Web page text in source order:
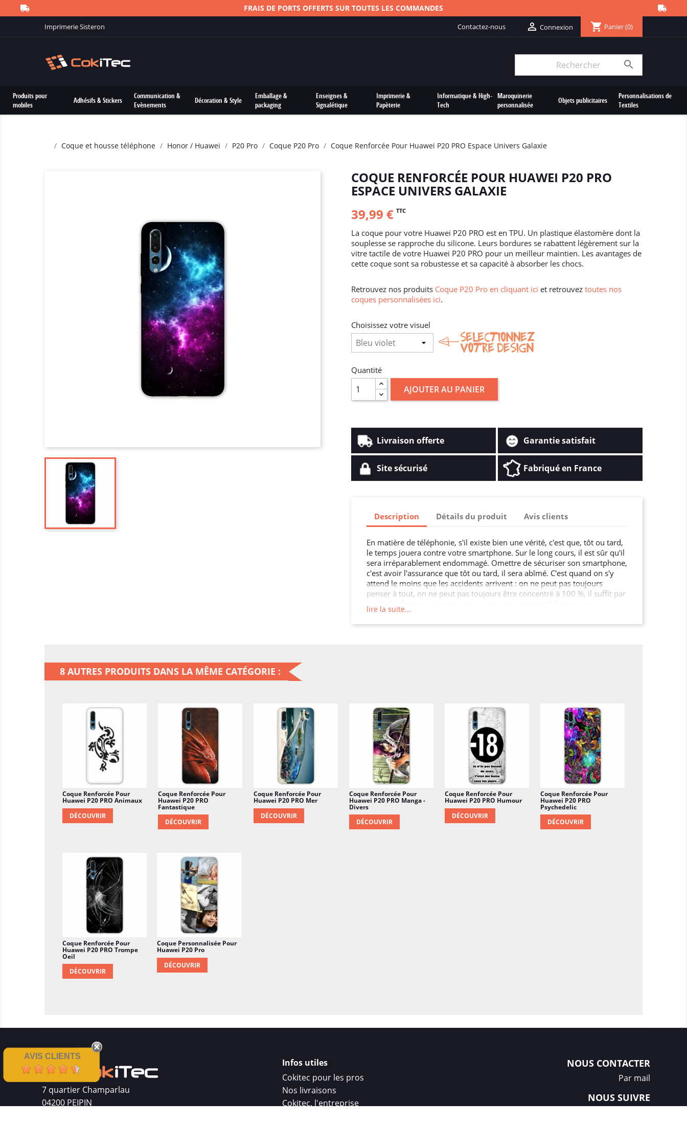
FRAIS DE PORTS OFFERTS SUR TOUTES LES COMMANDES
Imprimerie Sisteron Contactez-nous  Connexion shopping_cart Panier(0)

Produits pour
mobiles
Adhésifs & Stickers
Communication &
Evènements
Décoration & Style
Emballage &
packaging
Enseignes &
Signalétique
Imprimerie &
Papèterie
Informatique & High-
Tech
Maroquinerie
personnalisée
Objets publicitaires
Personnalisations de
Textiles
Coque et housse téléphone Honor / Huawei P20 Pro Coque P20 Pro Coque Renforcée Pour Huawei P20 PRO Espace Univers Galaxie
COQUE RENFORCÉE POUR HUAWEI P20 PRO
ESPACE UNIVERS GALAXIE
39,99 € TTC
La coque pour votre Huawei P20 PRO est en TPU. Un plastique élastomère dont la
souplesse se rapproche du silicone. Leurs bordures se rabattent légèrement sur la
vitre tactile de votre Huawei P20 PRO pour un meilleur maintien. Les avantages de
cette coque sont sa robustesse et sa capacité à absorber les chocs.
Retrouvez nos produits Coque P20 Pro en cliquant ici et retrouvez toutes nos
coques personnalisées ici.
Choisissez votre visuel
Quantité
AJOUTER AU PANIER
Livraison offerte Garantie satisfait
Site sécurisé Fabriqué en France
Description Détails du produit Avis clients
En matière de téléphonie, s'il existe bien une vérité, c'est que, tôt ou tard,
le temps jouera contre votre smartphone. Sur le long cours, il est sûr qu'il
sera irréparablement endommagé. Omettre de sécuriser son smartphone,
c'est avoir l'assurance que tôt ou tard, il sera abîmé. C'est quand on s'y
attend le moins que les accidents arrivent : on ne peut pas toujours
penser à tout, on ne peut pas toujours être concentré à 100 %, il suffit par
smartphone, ça va vite, ça va très très vite ! On trouve sur le marché des
mobiles très beaux, très performants, mais aussi très fragiles? Les touches
lire la suite...
8 AUTRES PRODUITS DANS LA MÊME CATÉGORIE :
Coque Renforcée Pour
Huawei P20 PRO Animaux
DÉCOUVRIR
Coque Renforcée Pour
Huawei P20 PRO
Fantastique
DÉCOUVRIR
Coque Renforcée Pour
Huawei P20 PRO Mer
DÉCOUVRIR
Coque Renforcée Pour
Huawei P20 PRO Manga -
Divers
DÉCOUVRIR
Coque Renforcée Pour
Huawei P20 PRO Humour
DÉCOUVRIR
Coque Renforcée Pour
Huawei P20 PRO
Psychedelic
DÉCOUVRIR
Coque Renforcée Pour
Huawei P20 PRO Trompe
Oeil
DÉCOUVRIR
Coque Personnalisée Pour
Huawei P20 Pro
DÉCOUVRIR
7 quartier Champarlau
04200 PEIPIN
Infos utiles
Cokitec pour les pros
Nos livraisons
Cokitec, l'entreprise
NOUS CONTACTER
Par mail
NOUS SUIVRE
AVIS CLIENTS